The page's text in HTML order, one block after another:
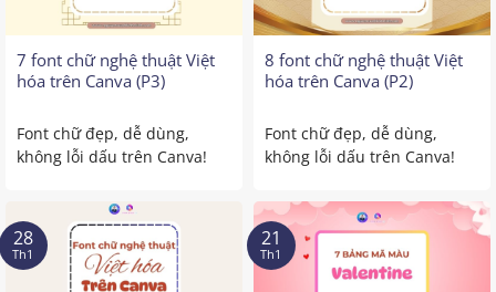
7 font chữ nghệ thuật Việt
hóa trên Canva (P3)
Font chữ đẹp, dễ dùng,
không lỗi dấu trên Canva!
8 font chữ nghệ thuật Việt
hóa trên Canva (P2)
Font chữ đẹp, dễ dùng,
không lỗi dấu trên Canva!
28
Th1
21
Th1